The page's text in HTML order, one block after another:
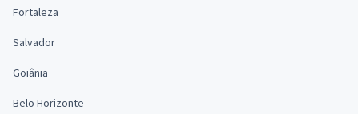
Fortaleza
Salvador
Goiânia
Belo Horizonte